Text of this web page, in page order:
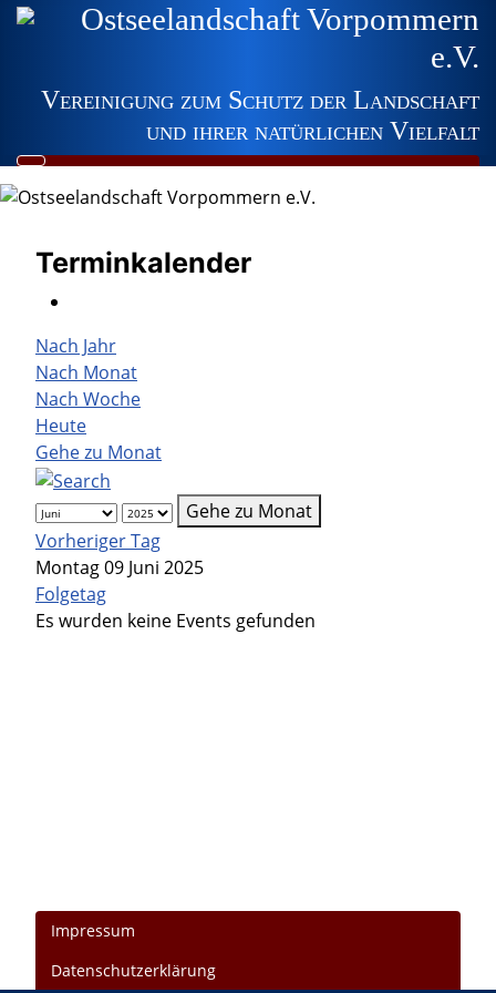
Vereinigung zum Schutz der Landschaft
und ihrer natürlichen Vielfalt
Ostseelandschaft Vorpommern
e.V.
Terminkalender
Nach Jahr
Nach Monat
Nach Woche
Heute
Gehe zu Monat
Gehe zu Monat
Vorheriger Tag
Montag 09 Juni 2025
Folgetag
Es wurden keine Events gefunden
Impressum
Datenschutzerklärung